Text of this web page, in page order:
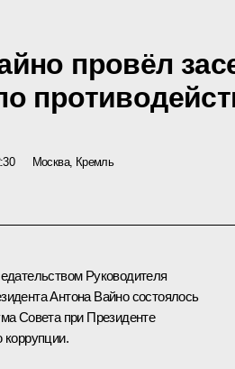
провёл
Москва, Кремль
Руководителя
Антона Вайносостоялось
Совета при Президенте
коррупции.